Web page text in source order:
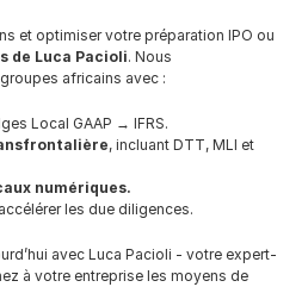
et optimiser votre préparation IPO ou
de Luca Pacioli. Nous
africains avec :
Local GAAP → IFRS.
, incluant DTT, MLI et
numériques.
les due diligences.
avec Luca Pacioli - votre expert-
à votre entreprise les moyens de